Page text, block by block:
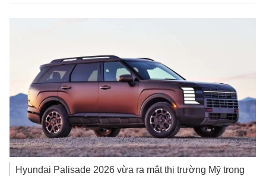
Hyundai Palisade 2026 vừa ra mắt thị trường Mỹ trong